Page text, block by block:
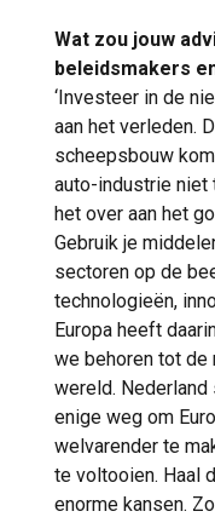
Wat zou jouw
beleidsmakers
‘Investeer in de
aan het verleden.
scheepsbouw
auto-industrie niet
het over aan het
Gebruik je
sectoren op de
technologieën,
Europa heeft
we behoren tot de
wereld.
enige weg om
welvarender te
te voltooien. Haal
enorme kansen.